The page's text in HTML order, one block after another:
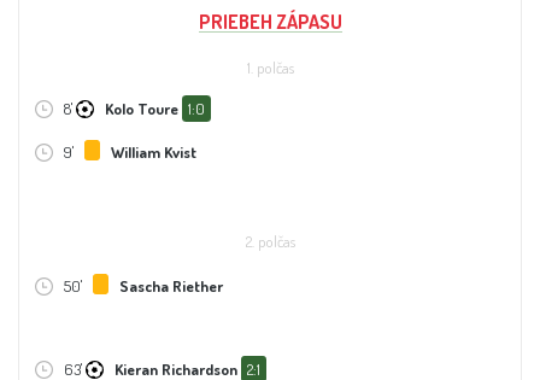
PRIEBEH ZÁPASU
1. polčas
8' Kolo Toure 1:0
9' William Kvist
2. polčas
50' Sascha Riether
63' Kieran Richardson 2:1